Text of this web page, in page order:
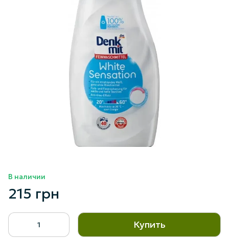
В наличии
215 грн
Купить